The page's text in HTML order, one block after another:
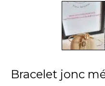
Bracelet jonc